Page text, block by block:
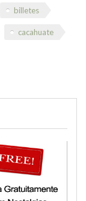
billetes
cacahuate